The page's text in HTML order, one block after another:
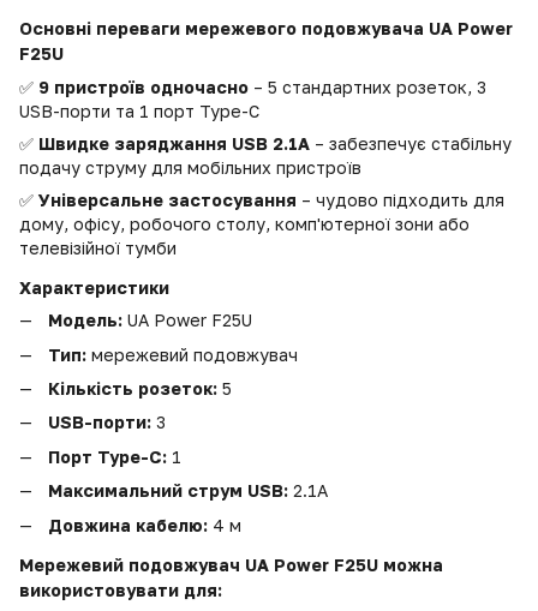
Основні переваги мережевого подовжувача UA Power
F25U
✅ 9 пристроїв одночасно – 5 стандартних розеток, 3
USB-порти та 1 порт Type-C
✅ Швидке заряджання USB 2.1A – забезпечує стабільну
подачу струму для мобільних пристроїв
✅ Універсальне застосування – чудово підходить для
дому, офісу, робочого столу, комп'ютерної зони або
телевізійної тумби
Характеристики
Модель: UA Power F25U
Тип: мережевий подовжувач
Кількість розеток: 5
USB-порти: 3
Порт Type-C: 1
Максимальний струм USB: 2.1A
Довжина кабелю: 4 м
Мережевий подовжувач UA Power F25U можна
використовувати для: